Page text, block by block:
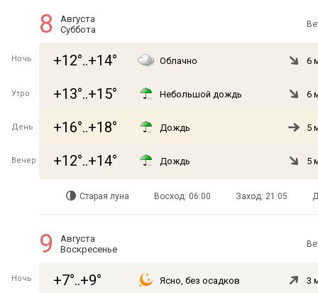
8
Августа
Суббота
Ночь +12°..+14° Облачно 6
Утро +13°..+15° Небольшой дождь 6
День +16°..+18° Дождь 5
Вечер +12°..+14° Дождь 5
Старая луна Восход: 06:00 Заход: 21:05
9
Августа
Воскресенье
Ночь +7°..+9° Ясно, без осадков 3